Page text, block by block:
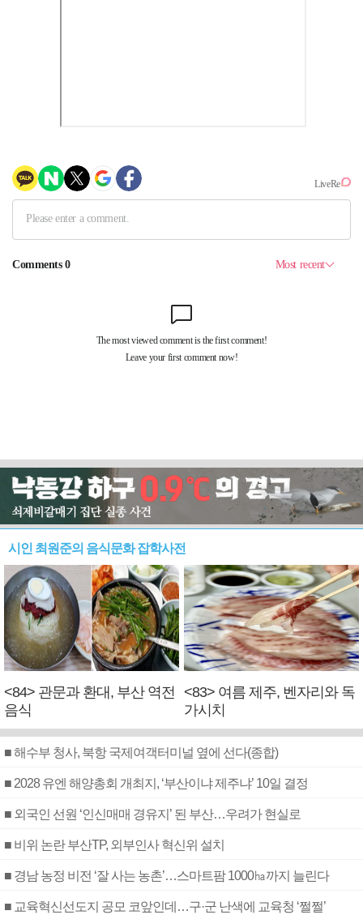
시인 최원준의 음식문화 잡학사전
<84> 관문과 환대, 부산 역전
음식
<83> 여름 제주, 벤자리와 독
가시치
■ 해수부 청사, 북항 국제여객터미널 옆에 선다(종합)
■ 2028 유엔 해양총회 개최지, ‘부산이냐 제주냐’ 10일 결정
■ 외국인 선원 ‘인신매매 경유지’ 된 부산…우려가 현실로
■ 비위 논란 부산TP, 외부인사 혁신위 설치
■ 경남 농정 비전 ‘잘 사는 농촌’…스마트팜 1000㏊까지 늘린다
■ 교육혁신선도지 공모 코앞인데…구·군 난색에 교육청 ‘쩔쩔’